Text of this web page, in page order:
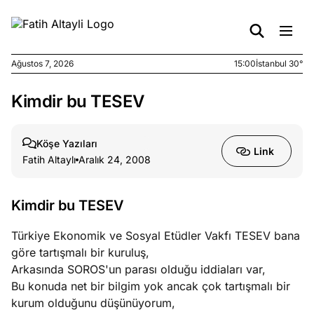
Ağustos
kirli
6, 2026
yasalar
Ağustos 7, 2026 15:00İstanbul 30°
Kimdir bu TESEV
Köşe Yazıları
Fatih Altaylı Aralık 24, 2008
Link
Kimdir bu TESEV
Türkiye Ekonomik ve Sosyal Etüdler Vakfı TESEV bana
göre tartışmalı bir kuruluş,
Arkasında SOROS'un parası olduğu iddiaları var,
Bu konuda net bir bilgim yok ancak çok tartışmalı bir
kurum olduğunu düşünüyorum,